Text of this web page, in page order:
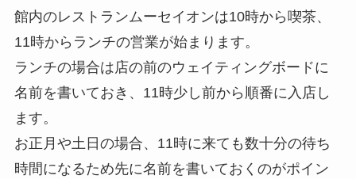
館内のレストランムーセイオンは10時から喫茶、
11時からランチの営業が始まります。
ランチの場合は店の前のウェイティングボードに
名前を書いておき、11時少し前から順番に入店し
ます。
お正月や土日の場合、11時に来ても数十分の待ち
時間になるため先に名前を書いておくのがポイン